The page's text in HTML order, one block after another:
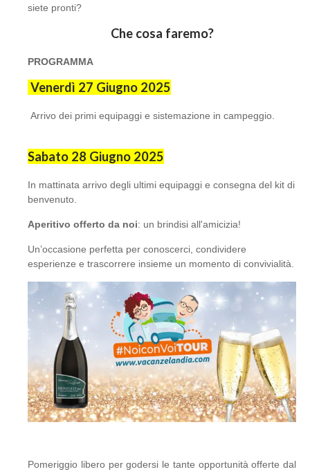
siete pronti?
Che cosa faremo?
PROGRAMMA
Venerdì 27 Giugno 2025
Arrivo dei primi equipaggi e sistemazione in campeggio.
Sabato 28 Giugno 2025
In mattinata arrivo degli ultimi equipaggi e consegna del kit di
benvenuto.
Aperitivo offerto da noi: un brindisi all'amicizia!
Un’occasione perfetta per conoscerci, condividere
esperienze e trascorrere insieme un momento di convivialità.
Pomeriggio libero per godersi le tante opportunità offerte dal